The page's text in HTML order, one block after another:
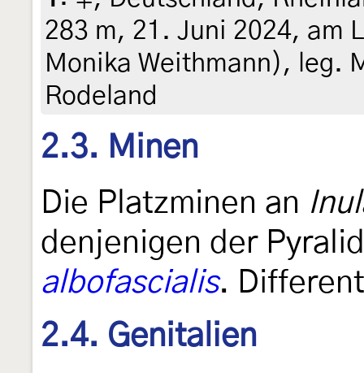
283 m, 21. Juni 2024, am
Monika Weithmann), leg.
Rodeland
2.3. Minen
Die Platzminen an
denjenigen der
albofascialis.
2.4. Genitalien